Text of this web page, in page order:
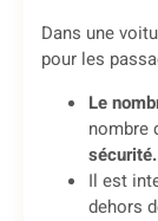
Dans une
pour les
Le
nombre
sécurité.
Il est
dehors